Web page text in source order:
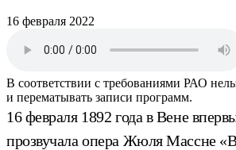
16 февраля 2022
В соответствии с требованиями РАО
и перематывать записи программ.
16 февраля 1892 года в Вене
прозвучала опера Жюля Массне